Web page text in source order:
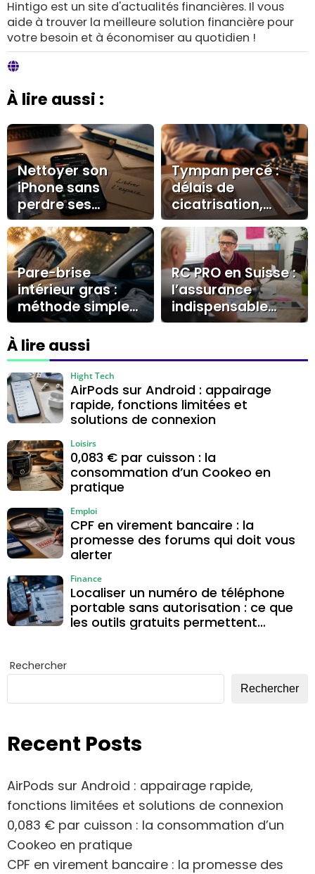
Hintigo est un site d'actualités financières. Il vous
aide à trouver la meilleure solution financière pour
votre besoin et à économiser au quotidien !
À lire aussi :
Nettoyer son
iPhone sans
perdre ses
données :
stockage, cache
et gestes sûrs
Tympan percé :
délais de
cicatrisation,
récupération
auditive et soins
essentiels
Pare-brise
intérieur gras :
méthode simple
pour enlever le
voile et éviter les
traces
RC PRO en Suisse :
l’assurance
indispensable
pour les
À lire aussi
AirPods sur Android : appairage
rapide, fonctions limitées et
solutions de connexion
Hight Tech
0,083 € par cuisson : la
consommation d’un Cookeo en
pratique
Loisirs
CPF en virement bancaire : la
promesse des forums qui doit vous
alerter
Emploi
Localiser un numéro de téléphone
portable sans autorisation : ce que
les outils gratuits permettent
Finance
Rechercher
Rechercher
Recent Posts
AirPods sur Android : appairage rapide,
fonctions limitées et solutions de connexion
0,083 € par cuisson : la consommation d’un
Cookeo en pratique
CPF en virement bancaire : la promesse des